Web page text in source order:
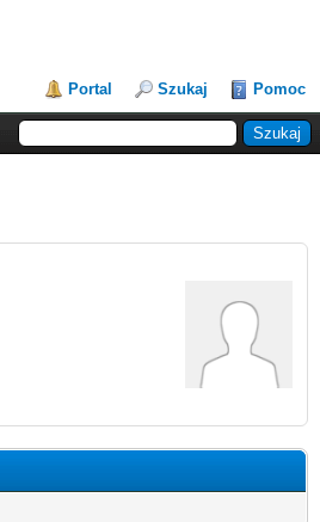
Portal Szukaj Pomoc